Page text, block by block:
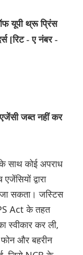
यूपी थ्रू प्रिंस
[रिट - ए नंबर -
एजेंसी जब्त नहीं कर
साथ कोई अपराध
द्वारा
जा सकता। जस्टिस
Act के तहत
स्वीकार कर ली,
और बहरीन